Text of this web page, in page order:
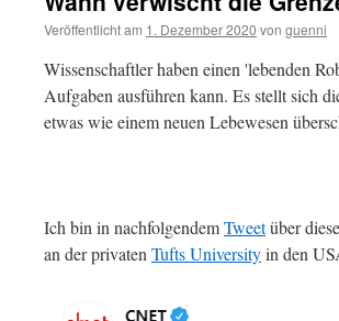
Veröffentlicht am 1. Dezember 2020 von guenni
Wissenschaftler haben einen 'lebenden
Aufgaben ausführen kann. Es stellt sich
etwas wie einem neuen Lebewesen
Ich bin in nachfolgendemTweetüber
an der privaten Tufts Universityin den